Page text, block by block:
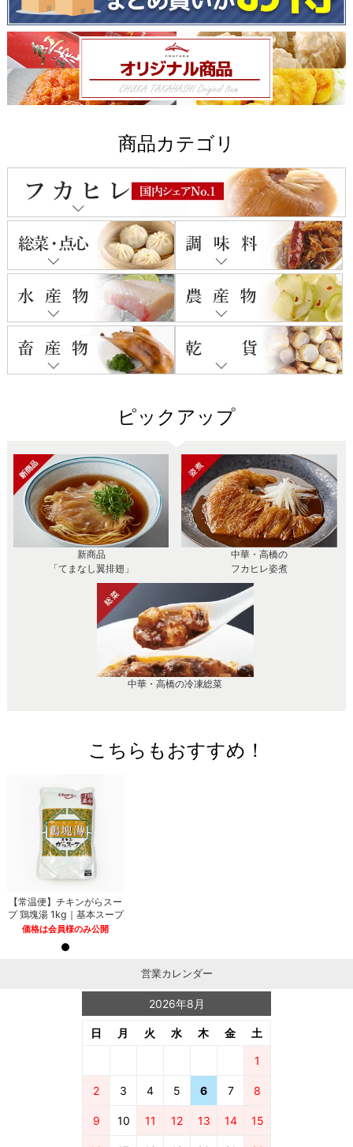
商品カテゴリ
ピックアップ
新商品
「てまなし翼排翅」
中華・高橋の
フカヒレ姿煮
中華・高橋の冷凍総菜
こちらもおすすめ！
【常温便】チキンがらスー
プ 鶏塊湯 1kg｜基本スープ
価格は会員様のみ公開
営業カレンダー
2026年8月
日 月 火 水 木 金 土
1
2 3 4 5 6 7 8
9 10 11 12 13 14 15